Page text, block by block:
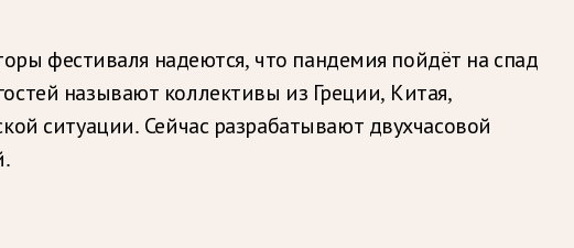
фестиваля надеются, что пандемия пойдёт на спад
называют коллективы из Греции, Китая,
ситуации. Сейчас разрабатывают двухчасовой